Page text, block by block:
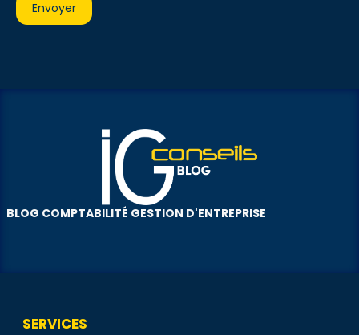
BLOG COMPTABILITÉ GESTION D'ENTREPRISE
SERVICES